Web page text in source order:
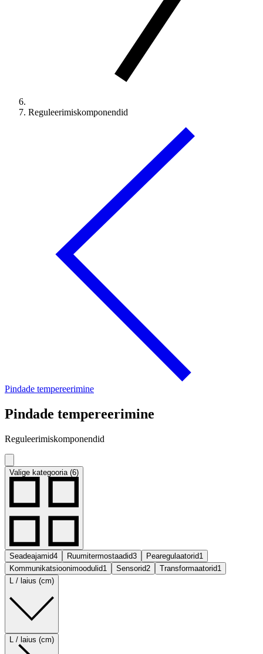
Reguleerimiskomponendid
Pindade tempereerimine
Pindade tempereerimine
Reguleerimiskomponendid
Valige kategooria (6)
Seadeajamid4 Ruumitermostaadid3 Pearegulaatorid1
Kommunikatsioonimoodulid1 Sensorid2 Transformaatorid1
L / laius (cm)
L / laius (cm)